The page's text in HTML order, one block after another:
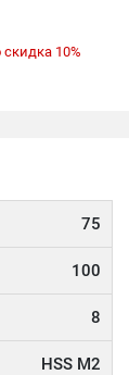
10%
75
100
8
HSS M2